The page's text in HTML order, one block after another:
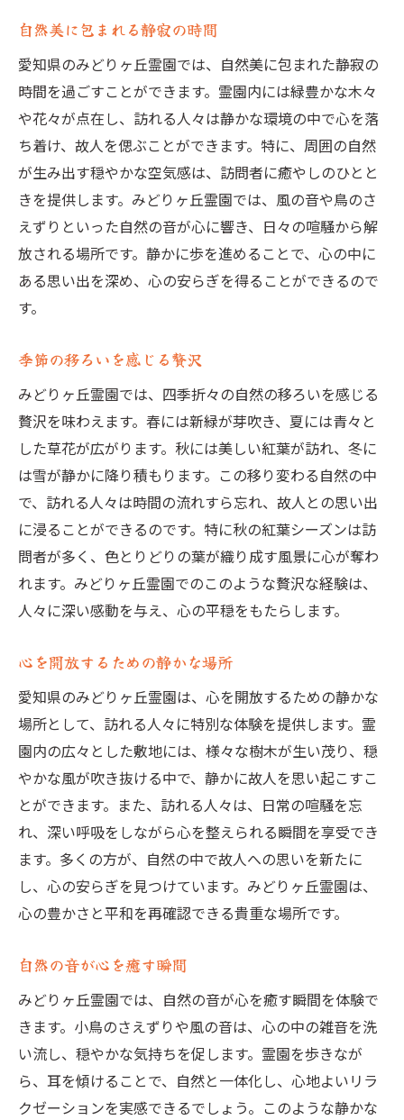
自然美に包まれる静寂の時間
愛知県のみどりヶ丘霊園では、自然美に包まれた静寂の
時間を過ごすことができます。霊園内には緑豊かな木々
や花々が点在し、訪れる人々は静かな環境の中で心を落
ち着け、故人を偲ぶことができます。特に、周囲の自然
が生み出す穏やかな空気感は、訪問者に癒やしのひとと
きを提供します。みどりヶ丘霊園では、風の音や鳥のさ
えずりといった自然の音が心に響き、日々の喧騒から解
放される場所です。静かに歩を進めることで、心の中に
ある思い出を深め、心の安らぎを得ることができるので
す。
季節の移ろいを感じる贅沢
みどりヶ丘霊園では、四季折々の自然の移ろいを感じる
贅沢を味わえます。春には新緑が芽吹き、夏には青々と
した草花が広がります。秋には美しい紅葉が訪れ、冬に
は雪が静かに降り積もります。この移り変わる自然の中
で、訪れる人々は時間の流れすら忘れ、故人との思い出
に浸ることができるのです。特に秋の紅葉シーズンは訪
問者が多く、色とりどりの葉が織り成す風景に心が奪わ
れます。みどりヶ丘霊園でのこのような贅沢な経験は、
人々に深い感動を与え、心の平穏をもたらします。
心を開放するための静かな場所
愛知県のみどりヶ丘霊園は、心を開放するための静かな
場所として、訪れる人々に特別な体験を提供します。霊
園内の広々とした敷地には、様々な樹木が生い茂り、穏
やかな風が吹き抜ける中で、静かに故人を思い起こすこ
とができます。また、訪れる人々は、日常の喧騒を忘
れ、深い呼吸をしながら心を整えられる瞬間を享受でき
ます。多くの方が、自然の中で故人への思いを新たに
し、心の安らぎを見つけています。みどりヶ丘霊園は、
心の豊かさと平和を再確認できる貴重な場所です。
自然の音が心を癒す瞬間
みどりヶ丘霊園では、自然の音が心を癒す瞬間を体験で
きます。小鳥のさえずりや風の音は、心の中の雑音を洗
い流し、穏やかな気持ちを促します。霊園を歩きなが
ら、耳を傾けることで、自然と一体化し、心地よいリラ
クゼーションを実感できるでしょう。このような静かな